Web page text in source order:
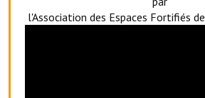
Commerces et professions libérales
l'Association des Espaces Fortifiés